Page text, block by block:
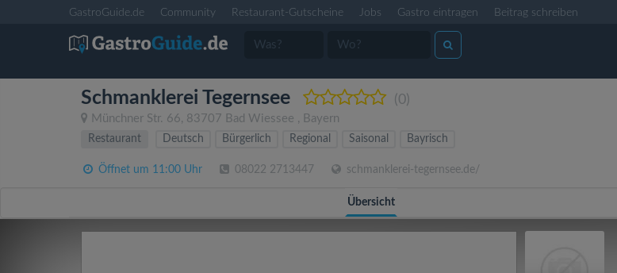
GastroGuide.de Community Restaurant-Gutscheine Jobs Gastro eintragen Beitrag schreiben
Schmanklerei Tegernsee (0)
Münchner Str. 66, 83707 Bad Wiessee , Bayern
Restaurant
Deutsch Bürgerlich Regional Saisonal Bayrisch
Öffnet um 11:00 Uhr 08022 2713447 schmanklerei-tegernsee.de/
Übersicht